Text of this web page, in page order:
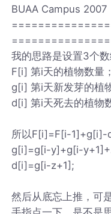
BUAA Campus 2007
我的思路是设置3个数
F[i] 第i天的植物数量；
g[i] 第i天新发芽的植
d[i] 第i天死去的植物
所以F[i]=F[i-1]+g[i]-
g[i]=g[i-y]+g[i-
d[i]=g[i-z+1];
然后从底忘上推，可